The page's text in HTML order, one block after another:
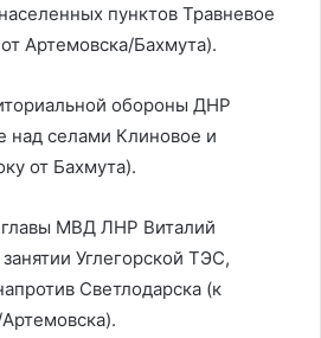
пунктов Травневое
Артемовска/Бахмута).
обороны ДНР
над селами Клиновое и
от Бахмута).
МВД ЛНР Виталий
Углегорской ТЭС,
Светлодарска (к